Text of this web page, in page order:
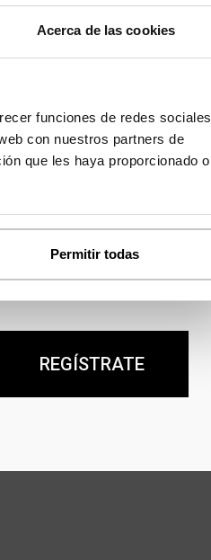
Acerca de las cookies
funciones de redes sociales
con nuestros partners de
que les haya proporcionado o
Permitir todas
111 dispones de más
escoger. Regístrate para
y precios de todos los
REGÍSTRATE